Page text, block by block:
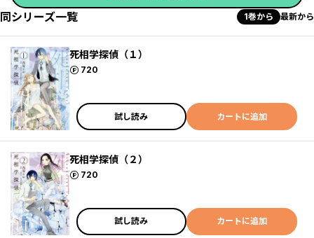
同シリーズ一覧 1巻から 最新から
死相学探偵（１）
720
ポイント
試し読み カートに追加
死相学探偵（２）
720
ポイント
試し読み カートに追加